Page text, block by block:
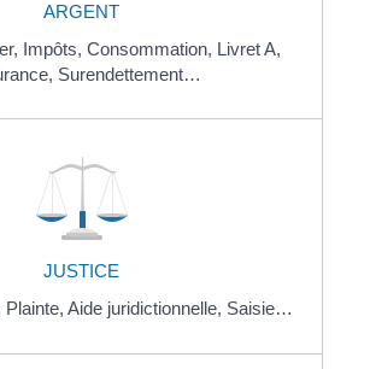
ARGENT
Impôts, Consommation, Livret A,
Surendettement…
JUSTICE
Plainte, Aide juridictionnelle, Saisie…